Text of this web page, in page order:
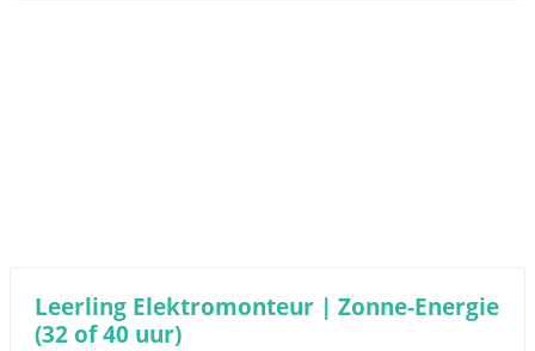
Leerling Elektromonteur | Zonne-Energie
(32 of 40 uur)